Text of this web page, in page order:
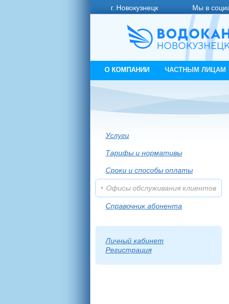
г. Новокузнецк Мы в
О КОМПАНИИ ЧАСТНЫМ ЛИЦАМ
Услуги
Тарифы и нормативы
Сроки и способы оплаты
Офисы обслуживания клиентов
Справочник абонента
Личный кабинет
Регистрация